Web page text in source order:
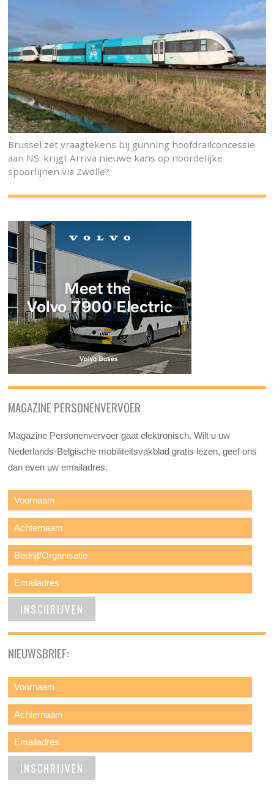
Brussel zet vraagtekens bij gunning hoofdrailconcessie
aan NS: krijgt Arriva nieuwe kans op noordelijke
spoorlijnen via Zwolle?
MAGAZINE PERSONENVERVOER
Magazine Personenvervoer gaat elektronisch. Wilt u uw
Nederlands-Belgische mobiliteitsvakblad gratis lezen, geef ons
dan even uw emailadres.
NIEUWSBRIEF: